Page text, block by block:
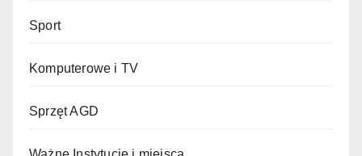
Sport
Komputerowe i TV
Sprzęt AGD